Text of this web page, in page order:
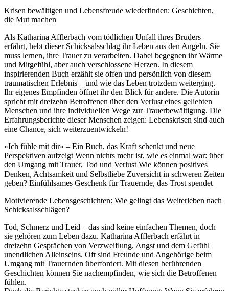
Krisen bewältigen und Lebensfreude wiederfinden: Geschichten,
die Mut machen
Als Katharina Afflerbach vom tödlichen Unfall ihres Bruders
erfährt, hebt dieser Schicksalsschlag ihr Leben aus den Angeln. Sie
muss lernen, ihre Trauer zu verarbeiten. Dabei begegnen ihr Wärme
und Mitgefühl, aber auch verschlossene Herzen. In diesem
inspirierenden Buch erzählt sie offen und persönlich von diesem
traumatischen Erlebnis – und wie das Leben trotzdem weiterging.
Ihr eigenes Empfinden öffnet ihr den Blick für andere. Die Autorin
spricht mit dreizehn Betroffenen über den Verlust eines geliebten
Menschen und ihre individuellen Wege zur Trauerbewältigung. Die
Erfahrungsberichte dieser Menschen zeigen: Lebenskrisen sind auch
eine Chance, sich weiterzuentwickeln!
»Ich fühle mit dir« – Ein Buch, das Kraft schenkt und neue
Perspektiven aufzeigt Wenn nichts mehr ist, wie es einmal war: über
den Umgang mit Trauer, Tod und Verlust Wie können positives
Denken, Achtsamkeit und Selbstliebe Zuversicht in schweren Zeiten
geben? Einfühlsames Geschenk für Trauernde, das Trost spendet
Motivierende Lebensgeschichten: Wie gelingt das Weiterleben nach
Schicksalsschlägen?
Tod, Schmerz und Leid – das sind keine einfachen Themen, doch
sie gehören zum Leben dazu. Katharina Afflerbach erfährt in
dreizehn Gesprächen von Verzweiflung, Angst und dem Gefühl
unendlichen Alleinseins. Oft sind Freunde und Angehörige beim
Umgang mit Trauernden überfordert. Mit diesen berührenden
Geschichten können Sie nachempfinden, wie sich die Betroffenen
fühlen.